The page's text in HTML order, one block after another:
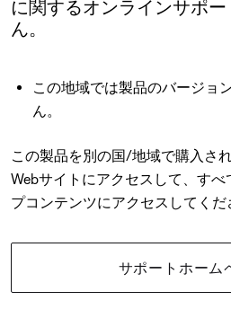
に関するオンラインサポ
ん。
この地域では製品のバージョ
ん。
この製品を別の国/地域で購入さ
Webサイトにアクセスして、す
プコンテンツにアクセスしてくだ
サポートホーム